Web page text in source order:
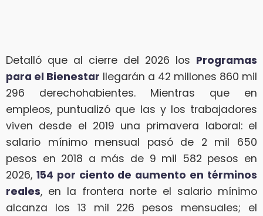
Detalló que al cierre del 2026 los Programas
para el Bienestar llegarán a 42 millones 860 mil
296 derechohabientes. Mientras que en
empleos, puntualizó que las y los trabajadores
viven desde el 2019 una primavera laboral: el
salario mínimo mensual pasó de 2 mil 650
pesos en 2018 a más de 9 mil 582 pesos en
2026, 154 por ciento de aumento en términos
reales, en la frontera norte el salario mínimo
alcanza los 13 mil 226 pesos mensuales; el